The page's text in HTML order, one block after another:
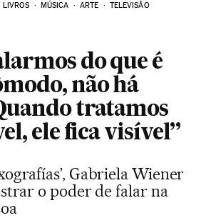
LIVROS MÚSICA ARTE TELEVISÃO
do que é
não há
tratamos
ele fica visível”
Gabriela Wiener
o poder de falar na